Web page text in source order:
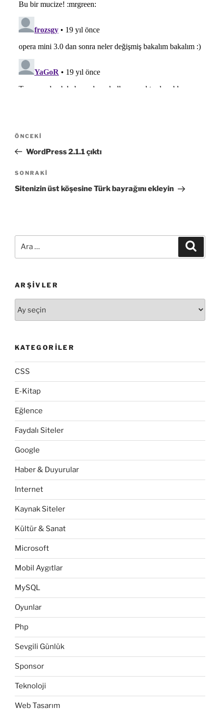
Yazı
Önceki
Yazı
ÖNCEKI
WordPress 2.1.1 çıktı
Sonraki
Yazı
SONRAKI
Sitenizin üst köşesine Türk bayrağını ekleyin
ARŞIVLER
KATEGORILER
CSS
E-Kitap
Eğlence
Faydalı Siteler
Google
Haber & Duyurular
Internet
Kaynak Siteler
Kültür & Sanat
Microsoft
Mobil Aygıtlar
MySQL
Oyunlar
Php
Sevgili Günlük
Sponsor
Teknoloji
Web Tasarım